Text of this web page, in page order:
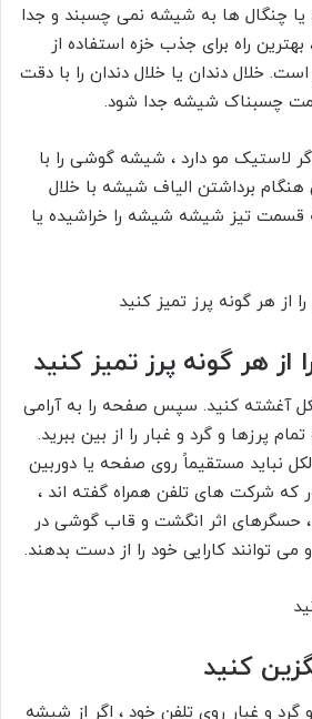
چنگال ها به شیشه نمی چسبند و جدا
راه برای جذب خزه استفاده از
خلال دندان یا خلال دندان را با دقت
چسبناک شیشه جدا شود.
لاستیک مو دارد ، شیشه گوشی را با
برداشتن الیاف شیشه با خلال
قسمت تیز شیشه شیشه را خراشیده یا
آغشته کنید. سپس صفحه را به آرامی
پرزها و گرد و غبار را از بین ببرید.
نباید مستقیماً روی صفحه یا دوربین
که شرکت های تلفن همراه گفته اند ،
حسگرهای اثر انگشت و قاب گوشی در
و می توانند کارایی خود را از دست بدهند.
و غبار روی تلفن خود ، اگر از شیشه